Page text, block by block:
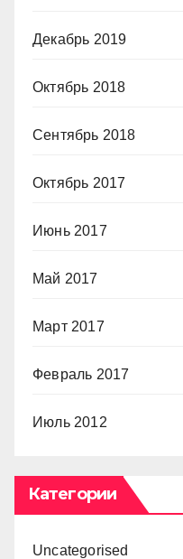
Декабрь 2019
Октябрь 2018
Сентябрь 2018
Октябрь 2017
Июнь 2017
Май 2017
Март 2017
Февраль 2017
Июль 2012
Категории
Uncategorised